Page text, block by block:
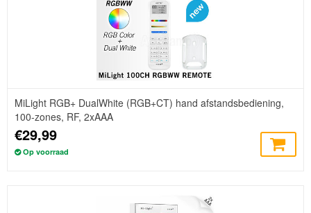
MiLight RGB+ DualWhite (RGB+CT) hand afstandsbediening,
100-zones, RF, 2xAAA
€29,99
Op voorraad